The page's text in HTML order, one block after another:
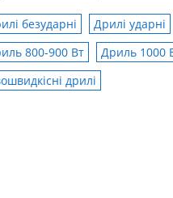
безударні Дрилі ударні
800-900 Вт
Дриль 1000
дрилі